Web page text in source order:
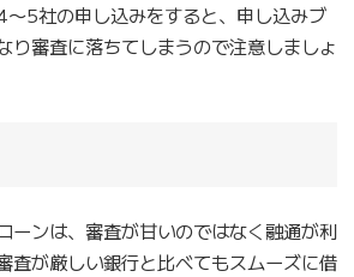
〜5社の申し込みをすると、申し込みブ
り審査に落ちてしまうので注意しましょ
ーンは、審査が甘いのではなく融通が利
査が厳しい銀行と比べてもスムーズに借